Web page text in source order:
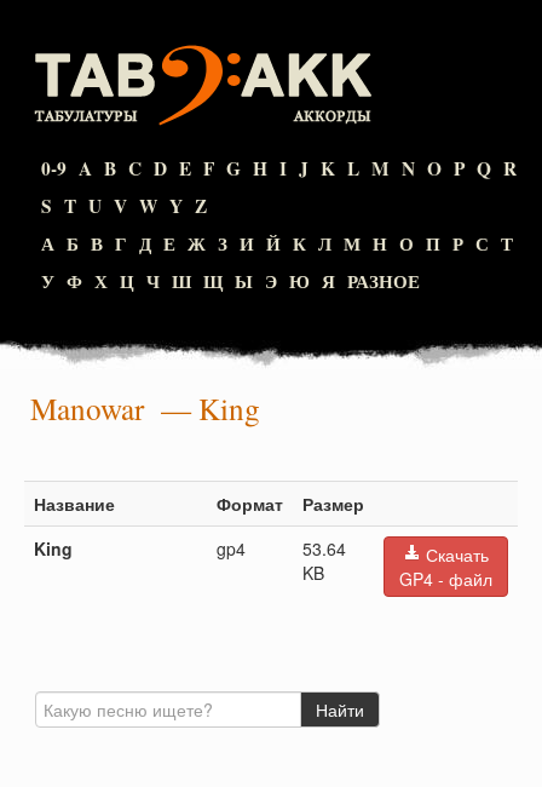
0-9 A B C D E F G H I J K L M N O P Q R
S T U V W Y Z
А Б В Г Д Е Ж З И Й К Л М Н О П Р С Т
У Ф Х Ц Ч Ш Щ Ы Э Ю Я РАЗНОЕ
Manowar— King
Название Формат
Размер
King
gp4
53.64
KB
Скачать
GP4 - файл